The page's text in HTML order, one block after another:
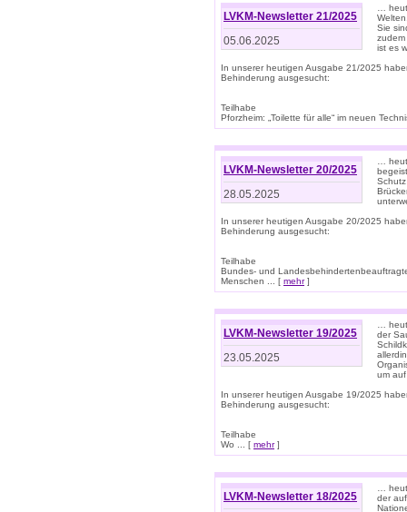
LVKM-Newsletter 21/2025
05.06.2025
…
Sie
ist es
In unserer heutigen Ausgabe 21/2025
Behinderung ausgesucht:
Teilhabe
Pforzheim: „Toilette für alle“ im neuen
LVKM-Newsletter 20/2025
28.05.2025
…
In unserer heutigen Ausgabe 20/2025
Behinderung ausgesucht:
Teilhabe
Bundes- und
Menschen ... [ mehr]
LVKM-Newsletter 19/2025
23.05.2025
…
der
um
In unserer heutigen Ausgabe 19/2025
Behinderung ausgesucht:
Teilhabe
Wo ... [ mehr]
LVKM-Newsletter 18/2025
…
der